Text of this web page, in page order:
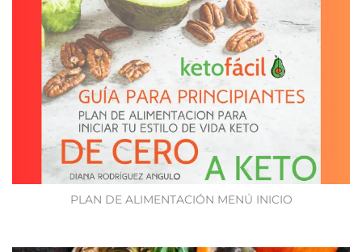
PLAN DE ALIMENTACIÓN MENÚ INICIO